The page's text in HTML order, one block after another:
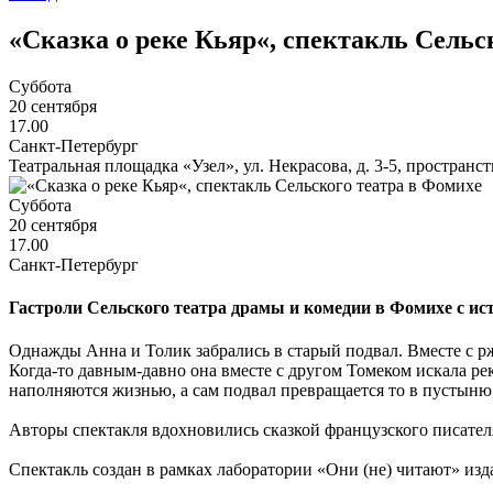
«Сказка о реке Кьяр«, спектакль
Суббота
20 сентября
17.00
Санкт-Петербург
Театральная площадка «Узел», ул. Некрасова, д. 3-5,
Суббота
20 сентября
17.00
Санкт-Петербург
Гастроли Сельского театра драмы и комедии в Фомихе с
Однажды Анна и Толик забрались в старый подвал. Вместе с
Когда-то давным-давно она вместе с другом Томеком искала
наполняются жизнью, а сам подвал превращается то в
Авторы спектакля вдохновились сказкой французского
Спектакль создан в рамках лаборатории «Они (не) читают»